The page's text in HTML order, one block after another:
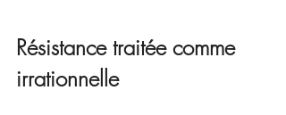
Résistance traitée comme
irrationnelle